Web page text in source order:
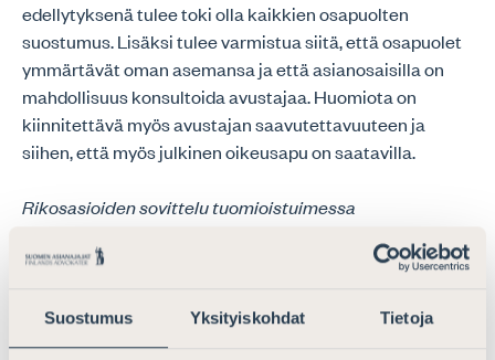
Suostumus Yksityiskohdat Tietoja
edellytyksenä tulee toki olla kaikkien osapuolten
suostumus. Lisäksi tulee varmistua siitä, että osapuolet
ymmärtävät oman asemansa ja että asianosaisilla on
mahdollisuus konsultoida avustajaa. Huomiota on
kiinnitettävä myös avustajan saavutettavuuteen ja
siihen, että myös julkinen oikeusapu on saatavilla.
Rikosasioiden sovittelu tuomioistuimessa
Asianajajaliitto kannattaa työryhmän esitystä siitä, että
tuomioistuimessa tulisi selvittää.